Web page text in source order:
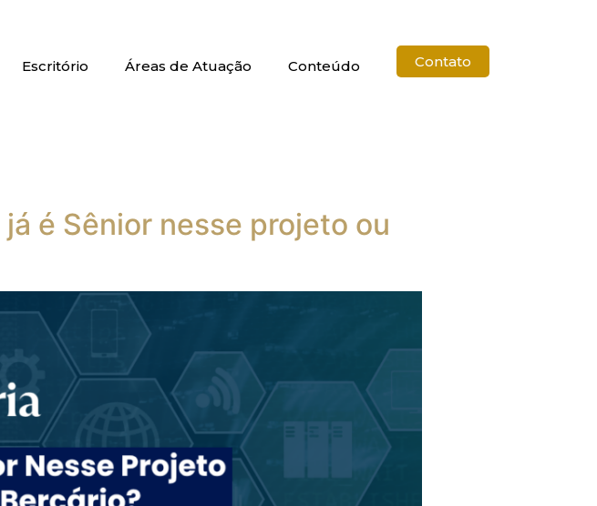
Escritório Áreas de Atuação Conteúdo Contato
é Sênior nesse projeto ou